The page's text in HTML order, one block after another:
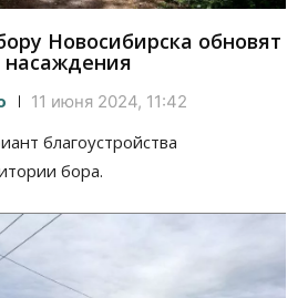
Новосибирска обновят
насаждения
11 июня 2024, 11:42
благоустройства
бора.